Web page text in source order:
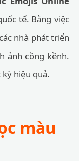
tế. Bằng việc
nhà phát triển
ảnh cồng kềnh.
hiệu quả.
màu